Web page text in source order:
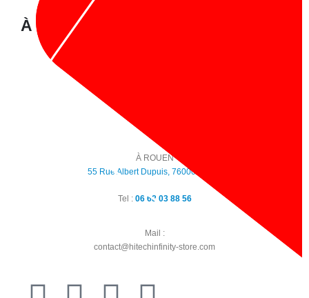
À propos de nous :
À ROUEN
55 Rue Albert Dupuis, 76000 Rouen
Tel : 06 68 03 88 56
Mail :
contact@hitechinfinity-store.com